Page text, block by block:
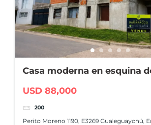
Casa moderna en esquina
USD 88,000
200
Perito Moreno 1190, E3269 Gualeguaychú,